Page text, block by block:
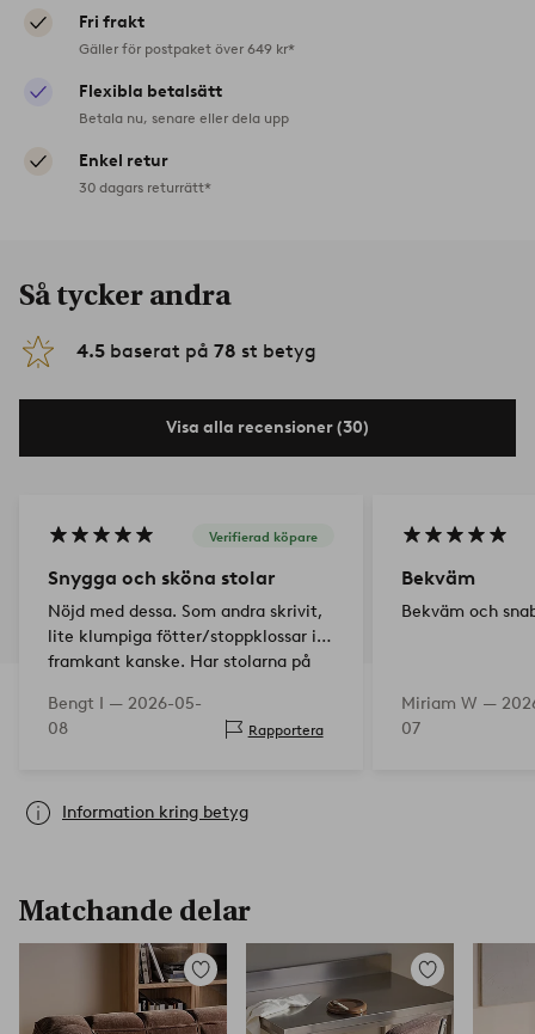
Fri frakt
Gäller för postpaket över 649 kr*
Flexibla betalsätt
Betala nu, senare eller dela upp
Enkel retur
30 dagars returrätt*
Så tycker andra
4.5 baserat på 78 st betyg
Visa alla recensioner (30)
Verifierad köpare
Snygga och sköna stolar
Nöjd med dessa. Som andra skrivit,
lite klumpiga fötter/stoppklossar i
framkant kanske. Har stolarna på
Hade varit snyggare med försänkta
skru…
Bengt I — 2026-05-
08
Rapportera
Bekväm
Bekväm och
Miriam W —
07
Information kring betyg
Matchande delar
Lägg
till
i
favoriter
Lägg
i
favoriter